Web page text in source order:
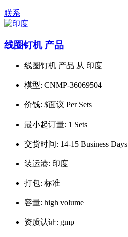
联系
线圈钉机 产品
线圈钉机 产品 从 印度
模型: CNMP-36069504
价钱: $面议 Per Sets
最小起订量: 1 Sets
交货时间: 14-15 Business Days
装运港: 印度
打包: 标准
容量: high volume
资质认证: gmp